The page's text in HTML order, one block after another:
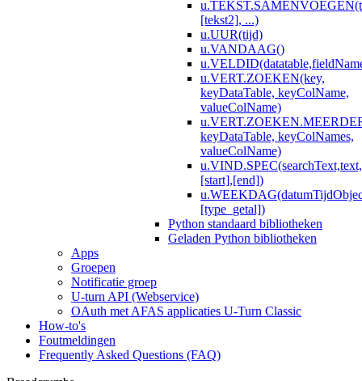
[tekst2], ...)
u.UUR(tijd)
u.VANDAAG()
u.VERT.ZOEKEN(key,
keyDataTable, keyColName,
valueColName)
keyDataTable, keyColNames,
valueColName)
u.VIND.SPEC(searchText,text,
[start],[end])
[type_getal])
Python standaard bibliotheken
Geladen Python bibliotheken
Apps
Groepen
Notificatie groep
U-turn API (Webservice)
OAuth met AFAS applicaties U-Turn Classic
How-to's
Foutmeldingen
Frequently Asked Questions (FAQ)